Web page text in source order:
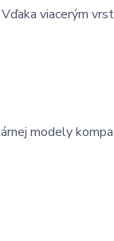
viacerým
modely